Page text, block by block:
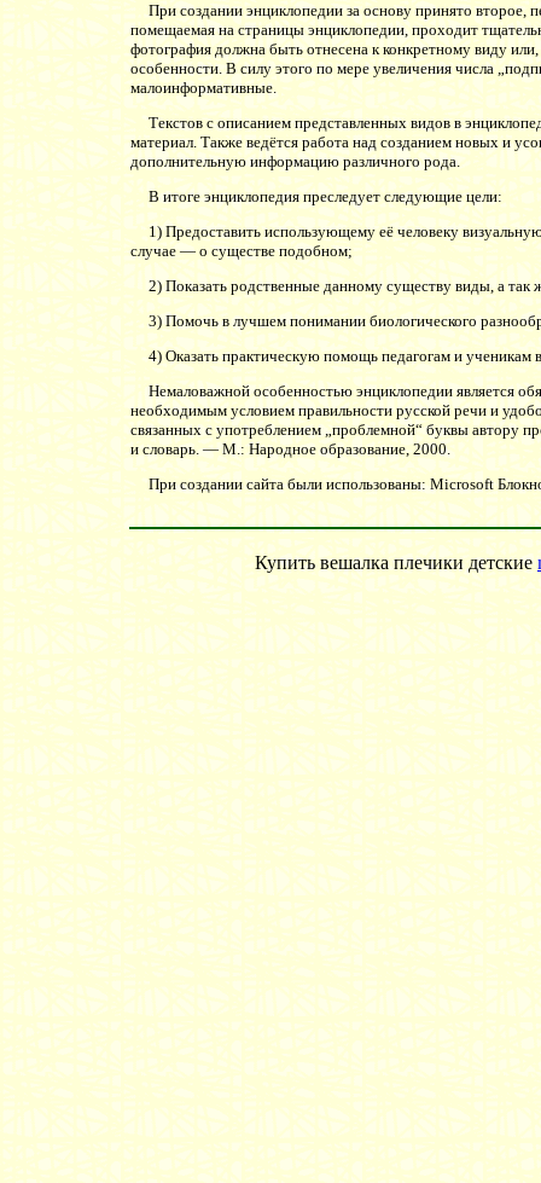
При создании энциклопедии за основу принято второе,
помещаемая на страницы энциклопедии, проходит
фотография должна быть отнесена к конкретному виду
особенности. В силу этого по мере увеличения числа
малоинформативные.
Текстов с описанием представленных видов в
материал. Также ведётся работа над созданием новых и
дополнительную информацию различного рода.
В итоге энциклопедия преследует следующие цели:
1) Предоставить использующему её человеку
случае — о существе подобном;
2) Показать родственные данному существу виды, а так
3) Помочь в лучшем понимании биологического
4) Оказать практическую помощь педагогам и ученикам
Немаловажной особенностью энциклопедии является
необходимым условием правильности русской речи и
связанных с употреблением „проблемной“ буквы автору
и словарь. — М.: Народное образование, 2000.
При создании сайта были использованы: Microsoft
Купить вешалка плечики детские